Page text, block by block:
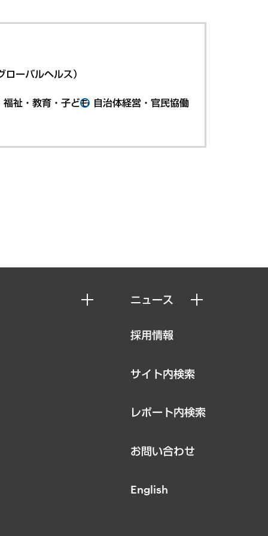
ーバルヘルス）
福祉・教育・子ども 自治体経営・官民協働
ニュース
採用情報
サイト内検索
レポート内検索
お問い合わせ
English